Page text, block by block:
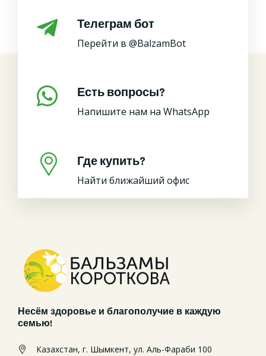
Телеграм бот
Перейти в @BalzamBot
Есть вопросы?
Напишите нам на WhatsApp
Где купить?
Найти ближайший офис
Несём здоровье и благополучие в каждую
семью!
Казахстан, г. Шымкент, ул. Аль-Фараби 100